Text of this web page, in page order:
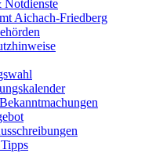
Aichach-Friedberg